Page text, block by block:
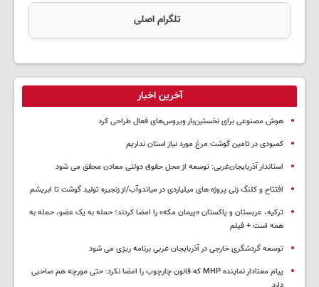
تلگرام اصلی
آخرین اخبار
هوش مصنوعی برای نخستین‌بار ویروس‌های فعال طراحی کرد
کمبودی در تامین گوشت مرغ مورد نیاز استان نداریم
استاندار آذربایجان‌غربی: توسعه از محل حقوق دولتی معادن محقق می شود
افتتاح و کلنگ زنی پروژه های میلیاردی در میاندوآب/از زنجیره تولید گوشت تا ابریشم
ترکیه، عربستان و پاکستان «پیمان مکه» را امضا کردند؛ حمله به یک عضو، حمله به
همه است + فیلم
توسعه گردشگری خارجی در آذربایجان غربی برنامه ریزی می شود
پیام معنادار نماینده MHP که قانون چارچوب را امضا نکرد: حتی مورچه هم صاحبی